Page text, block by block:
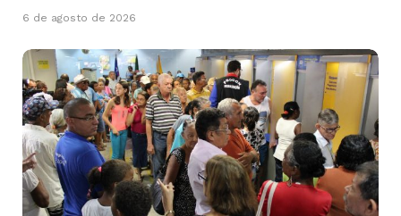
6 de agosto de 2026